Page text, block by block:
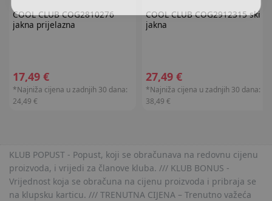
COOL CLUBCOG2810276
jakna prijelazna
17,49 €
*Najniža cijena u zadnjih 30 dana:
24,49 €
COOL CLUBCOG2912315 ski
jakna
27,49 €
*Najniža cijena u zadnjih 30 dana:
38,49 €
KLUB POPUST - Popust, koji se obračunava na redovnu cijenu
proizvoda, i vrijedi za članove kluba. /// KLUB BONUS -
Vrijednost koja se obračuna na cijenu proizvoda i pribraja se
na klupsku karticu. /// TRENUTNA CIJENA – Trenutno važeća